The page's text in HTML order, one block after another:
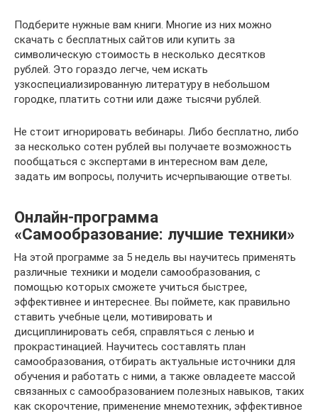
Подберите нужные вам книги. Многие из них можно
скачать с бесплатных сайтов или купить за
символическую стоимость в несколько десятков
рублей. Это гораздо легче, чем искать
узкоспециализированную литературу в небольшом
городке, платить сотни или даже тысячи рублей.
Не стоит игнорировать вебинары. Либо бесплатно, либо
за несколько сотен рублей вы получаете возможность
пообщаться с экспертами в интересном вам деле,
задать им вопросы, получить исчерпывающие ответы.
Онлайн-программа
«Самообразование: лучшие техники»
На этой программе за 5 недель вы научитесь применять
различные техники и модели самообразования, с
помощью которых сможете учиться быстрее,
эффективнее и интереснее. Вы поймете, как правильно
ставить учебные цели, мотивировать и
дисциплинировать себя, справляться с ленью и
прокрастинацией. Научитесь составлять план
самообразования, отбирать актуальные источники для
обучения и работать с ними, а также овладеете массой
связанных с самообразованием полезных навыков, таких
как скорочтение, применение мнемотехник, эффективное